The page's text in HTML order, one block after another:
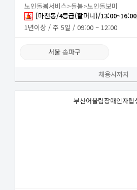
노인돌봄서비스>돌봄>노인돌보미
[마천동/4등급(할머니)/
1년이상 / 주 5일 / 09:00 ~ 12:00
서울 송파구
채용시까지
부산어울림장애인자립